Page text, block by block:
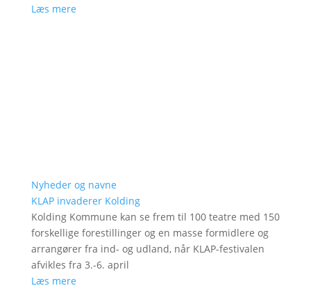
Læs mere
Nyheder og navne
KLAP invaderer Kolding
Kolding Kommune kan se frem til 100 teatre med 150
forskellige forestillinger og en masse formidlere og
arrangører fra ind- og udland, når KLAP-festivalen
afvikles fra 3.-6. april
Læs mere